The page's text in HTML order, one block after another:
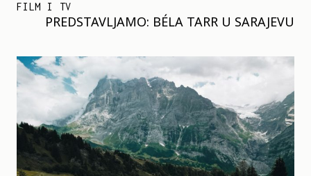
FILM I TV
PREDSTAVLJAMO: BÉLA TARR U SARAJEVU